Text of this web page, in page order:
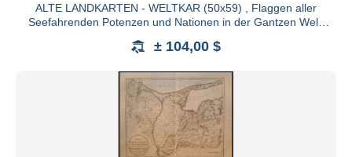
Die Vertragssprache ist Deutsch. Die
von schriftlichen oder fernmündlichen Geboten. Alle
ALTE LANDKARTEN - WELTKAR (50x59) , Flaggen aller
Seefahrenden Potenzen und Nationen in der Gantzen Welt,
± 104,00 $